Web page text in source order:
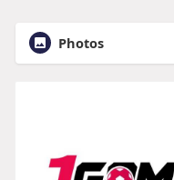
Photos